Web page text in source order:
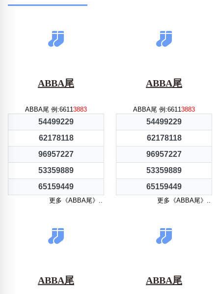
ABBA尾
ABBA尾 例:66113883
54499229
62178118
96957227
53359889
65159449
更多《ABBA尾》..
ABBA尾
ABBA尾 例:66113883
54499229
62178118
96957227
53359889
65159449
更多《ABBA尾》..
ABBA尾 ABBA尾